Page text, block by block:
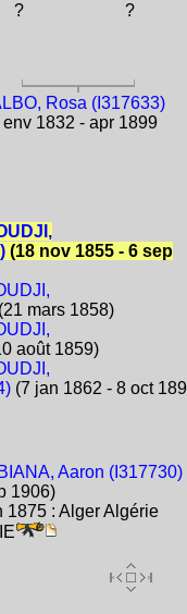
? ?
Rosa (I317633)
env 1832 - apr 1899
(18 nov 1855 - 6 sep
mars 1858)
août 1859)
(7 jan 1862 - 8 oct
Aaron (I317730)
1906)
1875 : Alger Algérie